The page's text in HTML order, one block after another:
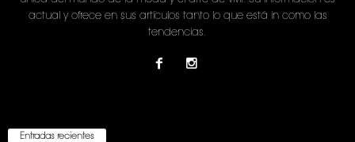
actual y ofrece en sus artículos tanto lo que está in como las
tendencias.
Entradas recientes